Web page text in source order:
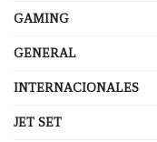
GAMING
GENERAL
INTERNACIONALES
JET SET